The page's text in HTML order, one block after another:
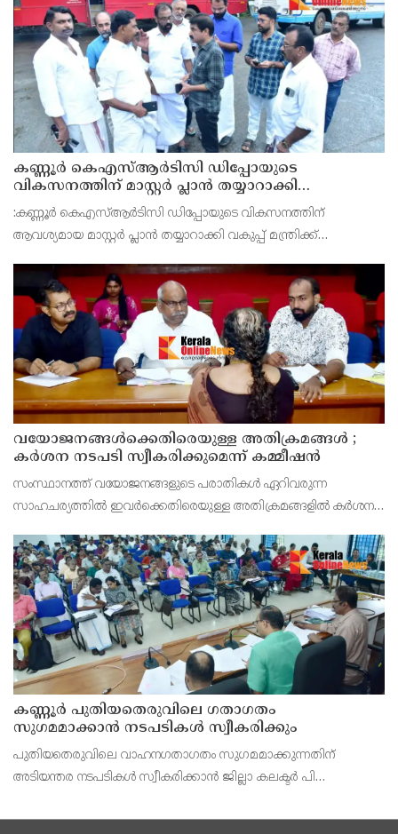
മില്ലിമീറ്റർ മഴ ആ സമയം സംസ്ഥാനത്ത
കണ്ണൂർ കെഎസ്ആർടിസി ഡിപ്പോയുടെ
വികസനത്തിന് മാസ്റ്റർ പ്ലാൻ തയ്യാറാക്കി
സമർപ്പിക്കും : ടി ഒ മോഹനൻ എം എൽ എ
:കണ്ണൂർ കെഎസ്ആർടിസി ഡിപ്പോയുടെ വികസനത്തിന്
ആവശ്യമായ മാസ്റ്റർ പ്ലാൻ തയ്യാറാക്കി വകുപ്പ് മന്ത്രിക്ക്
ഡിപ്പോയ്ക്ക് നാല് ഏക്കറിൽ അധികം വരുന്ന സ്ഥലമുണ്ട്
വയോജനങ്ങൾക്കെതിരെയുള്ള അതിക്രമങ്ങൾ ;
കർശന നടപടി സ്വീകരിക്കുമെന്ന് കമ്മീഷൻ
സംസ്ഥാനത്ത് വയോജനങ്ങളുടെ പരാതികൾ ഏറിവരുന്ന
സാഹചര്യത്തിൽ ഇവർക്കെതിരെയുള്ള അതിക്രമങ്ങളിൽ കർശന
കെ. സോമപ്രസാദ്.
കണ്ണൂർ പുതിയതെരുവിലെ ഗതാഗതം
സുഗമമാക്കാന്‍ നടപടികള്‍ സ്വീകരിക്കും
പുതിയതെരുവിലെ വാഹനഗതാഗതം സുഗമമാക്കുന്നതിന്
അടിയന്തര നടപടികള്‍ സ്വീകരിക്കാന്‍ ജില്ലാ കലക്ടര്‍ പി